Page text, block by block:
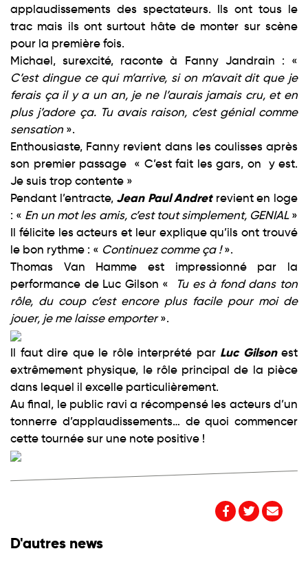
applaudissements des spectateurs. Ils ont tous le
trac mais ils ont surtout hâte de monter sur scène
pour la première fois.
Michael, surexcité, raconte à Fanny Jandrain : «
C’est dingue ce qui m’arrive, si on m’avait dit que je
ferais ça il y a un an, je ne l’aurais jamais cru, et en
plus j’adore ça. Tu avais raison, c’est génial comme
sensation ».
Enthousiaste, Fanny revient dans les coulisses après
son premier passage « C’est fait les gars, on y est.
Je suis trop contente »
Pendant l’entracte, Jean Paul Andretrevient en loge
: « En un mot les amis, c’est tout simplement, GENIAL»
Il félicite les acteurs et leur explique qu’ils ont trouvé
le bon rythme : « Continuez comme ça !».
Thomas Van Hamme est impressionné par la
performance de Luc Gilson «
Tu es à fond dans ton
rôle, du coup c’est encore plus facile pour moi de
jouer, je me laisse emporter».
Il faut dire que le rôle interprété parLuc Gilson est
extrêmement physique, le rôle principal de la pièce
dans lequel il excelle particulièrement.
Au final, le public ravi a récompensé les acteurs d’un
tonnerre d’applaudissements… de quoi commencer
cette tournée sur une note positive !
D'autres news